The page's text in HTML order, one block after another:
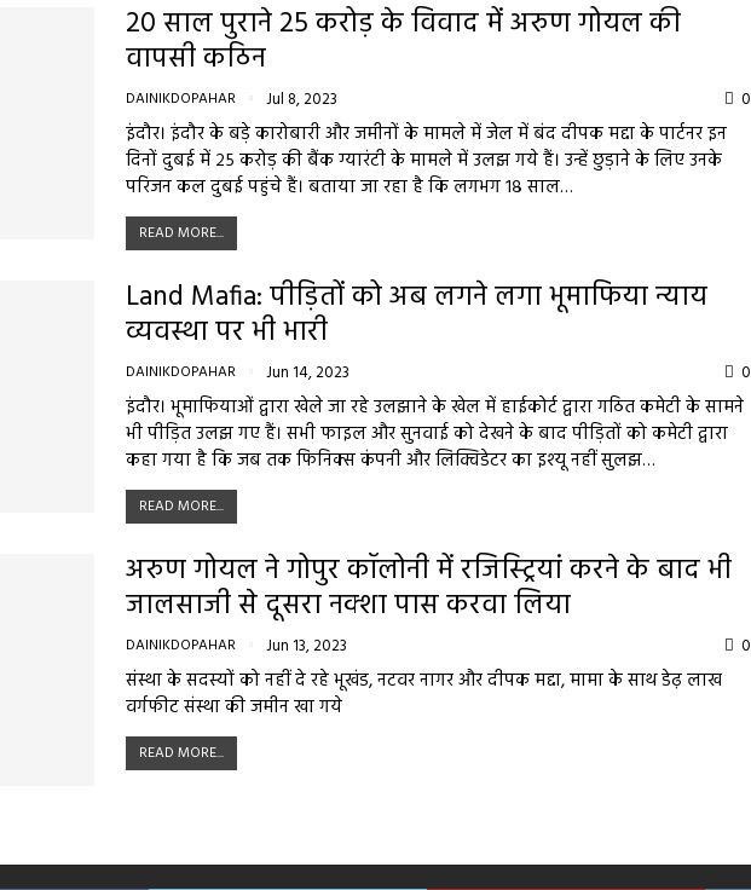
20 साल पुराने 25 करोड़ के विवाद में अरुण गोयल की
वापसी कठिन
DAINIKDOPAHAR Jul 8, 2023 0
इंदौर। इंदौर के बड़े कारोबारी और जमीनों के मामले में जेल में बंद दीपक मद्दा के पार्टनर इन
दिनों दुबई में २५ करोड़ की बैंक ग्यारंटी के मामले में उलझ गये हैं। उन्हें छुड़ाने के लिए उनके
परिजन कल दुबई पहुंचे हैं। बताया जा रहा है कि लगभग १८ साल…
READ MORE...
Land Mafia: पीड़ितों को अब लगने लगा भूमाफिया न्याय
व्यवस्था पर भी भारी
DAINIKDOPAHAR Jun 14, 2023 0
इंदौर। भूमाफियाओं द्वारा खेले जा रहे उलझाने के खेल में हाईकोर्ट द्वारा गठित कमेटी के सामने
भी पीड़ित उलझ गए हैं। सभी फाइल और सुनवाई को देखने के बाद पीड़ितों को कमेटी द्वारा
कहा गया है कि जब तक फिनिक्स कंपनी और लिक्विडेटर का इश्यू नहीं सुलझ…
READ MORE...
अरुण गोयल ने गोपुर कॉलोनी में रजिस्ट्रियां करने के बाद भी
जालसाजी से दूसरा नक्शा पास करवा लिया
DAINIKDOPAHAR Jun 13, 2023 0
संस्था के सदस्यों को नहीं दे रहे भूखंड, नटवर नागर और दीपक मद्दा, मामा के साथ डेढ़ लाख
वर्गफीट संस्था की जमीन खा गये
READ MORE...